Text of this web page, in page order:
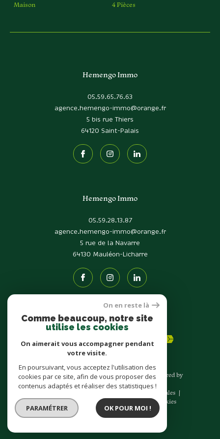
Maison 4 Pièces
Hemengo Immo
05.59.65.76.63
agence.hemengo-immo@orange.fr
5 bis rue Thiers
64120 Saint-Palais
Hemengo Immo
05.59.28.13.87
agence.hemengo-immo@orange.fr
5 rue de la Navarre
64130 Mauléon-Licharre
Adhérents
© 2026 | Tous droits réservés | Traduction powered by
Google |
Mentions légales
Admin
Nos liens Cookies
On en reste là
Comme beaucoup, notre site
utilise les cookies
On aimerait vous accompagner pendant
votre visite.
En poursuivant, vous acceptez l'utilisation des
cookies par ce site, afin de vous proposer des
contenus adaptés et réaliser des statistiques !
PARAMÉTRER OK POUR MOI !